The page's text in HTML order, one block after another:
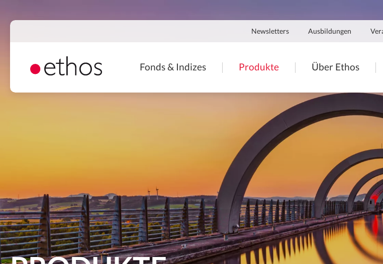
zum
Navigation
secondaire
Newsletters Ausbildungen
Navigation
principale
Fonds & Indizes Produkte Über Ethos